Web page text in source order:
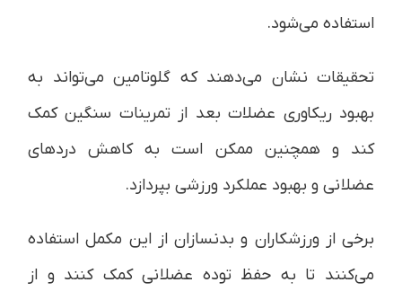
استفاده می‌شود.
تحقیقات نشان می‌دهند که گلوتامین می‌تواند به
بهبود ریکاوری عضلات بعد از تمرینات سنگین کمک
کند و همچنین ممکن است به کاهش دردهای
عضلانی و بهبود عملکرد ورزشی بپردازد.
برخی از ورزشکاران و بدنسازان از این مکمل استفاده
می‌کنند تا به حفظ توده عضلانی کمک کنند و از